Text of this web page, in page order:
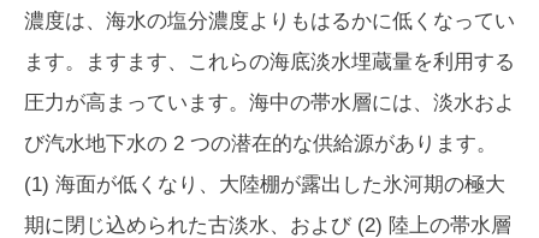
濃度は、海水の塩分濃度よりもはるかに低くなってい
ます。ますます、これらの海底淡水埋蔵量を利用する
圧力が高まっています。海中の帯水層には、淡水およ
び汽水地下水の 2 つの潜在的な供給源があります。
(1) 海面が低くなり、大陸棚が露出した氷河期の極大
期に閉じ込められた古淡水、および (2) 陸上の帯水層